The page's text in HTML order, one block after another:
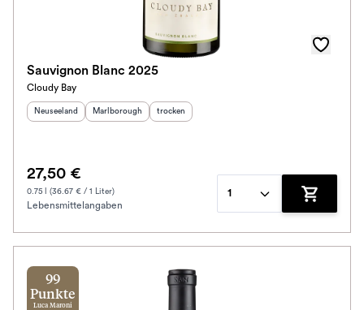
Sauvignon Blanc 2025
Cloudy Bay
Herkunftsland
Neuseeland Herkunftsregion
Marlborough Geschmack
trocken
27,50 €
0.75 l (36.67 € / 1 Liter)
Lebensmittelangaben
1
Zum
99
Punkte
Luca Maroni